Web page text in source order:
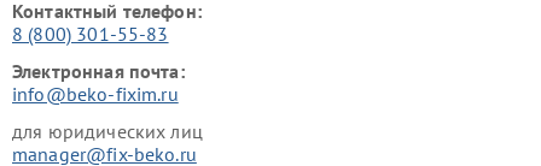
Контактный телефон:
8 (800) 301-55-83
Электронная почта:
info@beko-fixim.ru
для юридических лиц
manager@fix-beko.ru